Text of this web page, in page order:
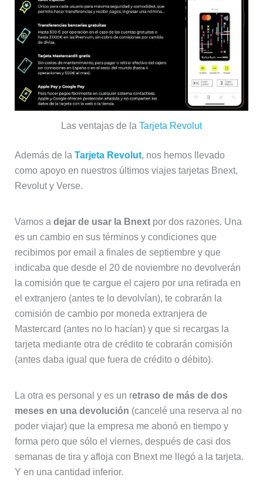
Las ventajas de la Tarjeta Revolut
Además de la Tarjeta Revolut, nos hemos llevado
como apoyo en nuestros últimos viajes tarjetas Bnext,
Revolut y Verse.
Vamos a dejar de usar la Bnextpor dos razones. Una
es un cambio en sus términos y condiciones que
recibimos por email a finales de septiembre y que
indicaba que desde el 20 de noviembre no devolverán
la comisión que te cargue el cajero por una retirada en
el extranjero (antes te lo devolvían), te cobrarán la
comisión de cambio por moneda extranjera de
Mastercard (antes no lo hacían) y que si recargas la
tarjeta mediante otra de crédito te cobrarán comisión
(antes daba igual que fuera de crédito o débito).
La otra es personal y es un retraso de más de dos
meses en una devolución (cancelé una reserva al no
poder viajar) que la empresa me abonó en tiempo y
forma pero que sólo el viernes, después de casi dos
semanas de tira y afloja con Bnext me llegó a la tarjeta.
Y en una cantidad inferior.